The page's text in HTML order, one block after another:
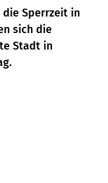
die Sperrzeit in
sich die
Stadt in